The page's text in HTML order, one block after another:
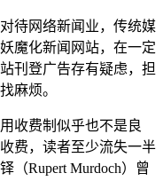
待网络新闻业，传统媒
魔化新闻网站，在一定
刊登广告存有疑虑，担
麻烦。
收费制似乎也不是良
费，读者至少流失一半
（Rupert Murdoch）曾